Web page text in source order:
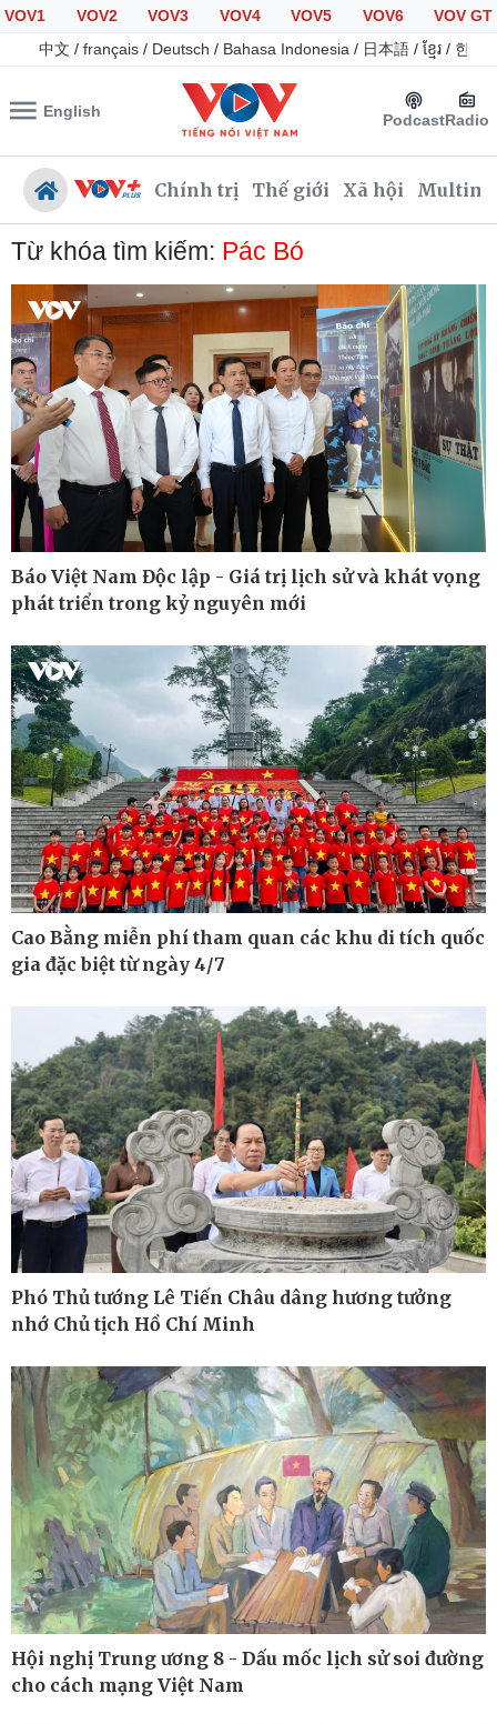
VOV1 VOV2 VOV3 VOV4 VOV5 VOV6
VOV GT
中文 / français / Deutsch / Bahasa Indonesia / 日本語 / ខ្មែរ / 한국
English PodcastRadio
Chính trị Thế giới Xã hội
Chính trị
Đảng
Tổ chức nhân sự
Quốc hội
Nhận diện sự thật
Xã hội
Tin 24h
Giáo dục
Dự báo thời tiết
Dấu ấn VOV
Việc làm
Biển đảo
Thế giới
Quan sát
Cuộc sống đó đây
Hồ sơ
Multimedia
Video
Kinh tế
Bất động sản
Khởi nghiệp
Thị trường
Giá vàng
Tiêu dùng
Tỷ giá
Chứng khoán
Giá cà phê
Từ khóa tìm kiếm: Pác Bó
Báo Việt Nam Độc lập - Giá trị lịch sử và khát vọng
phát triển trong kỷ nguyên mới
Cao Bằng miễn phí tham quan các khu di tích quốc
gia đặc biệt từ ngày 4/7
Phó Thủ tướng Lê Tiến Châu dâng hương tưởng
nhớ Chủ tịch Hồ Chí Minh
Hội nghị Trung ương 8 - Dấu mốc lịch sử soi đường
cho cách mạng Việt Nam